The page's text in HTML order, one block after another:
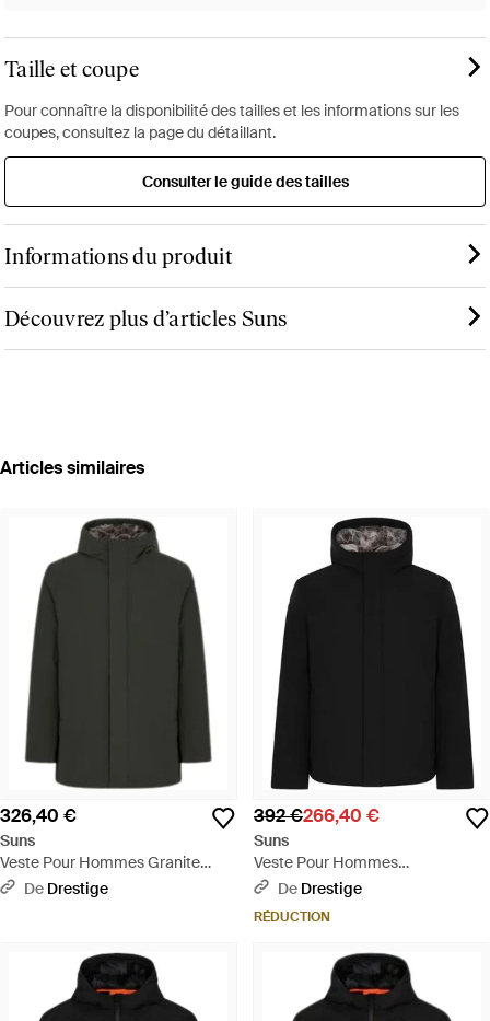
Taille et coupe
Pour connaître la disponibilité des tailles et les informations sur les
coupes, consultez la page du détaillant.
Consulter le guide des tailles
Informations du produit
Découvrez plus d’articles Suns
Articles similaires
326,40 €
Suns
Veste Pour Hommes Granite
Militaire En Fourrure - Noir
De Drestige
392 €266,40 €
Suns
Veste Pour Hommes
Montebianco Four Noir - Noir
De Drestige
RÉDUCTION